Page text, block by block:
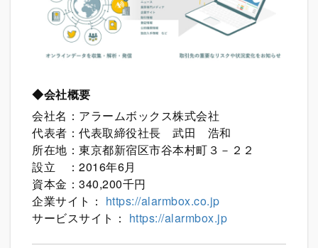
◆会社概要
会社名：アラームボックス株式会社
代表者：代表取締役社長 武田 浩和
所在地：東京都新宿区市谷本村町３－２２
設立 ：2016年6月
資本金：340,200千円
企業サイト： https://alarmbox.co.jp
サービスサイト： https://alarmbox.jp